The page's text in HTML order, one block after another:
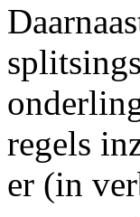
regels
er (in